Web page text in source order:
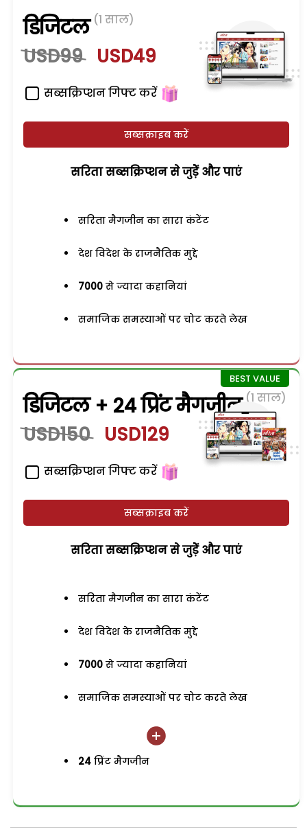
डिजिटल (1 साल)
USD99 USD49
सब्सक्रिप्शन गिफ्ट करें
सब्सक्राइब करें
सरिता सब्सक्रिप्शन से जुड़ेें और पाएं
सरिता मैगजीन का सारा कंटेंट
देश विदेश के राजनैतिक मुद्दे
7000 से ज्यादा कहानियां
समाजिक समस्याओं पर चोट करते लेख
डिजिटल + 24 प्रिंट मैगजीन (1 साल)
USD150 USD129
सब्सक्रिप्शन गिफ्ट करें
सब्सक्राइब करें
सरिता सब्सक्रिप्शन से जुड़ेें और पाएं
सरिता मैगजीन का सारा कंटेंट
देश विदेश के राजनैतिक मुद्दे
7000 से ज्यादा कहानियां
समाजिक समस्याओं पर चोट करते लेख
24 प्रिंट मैगजीन